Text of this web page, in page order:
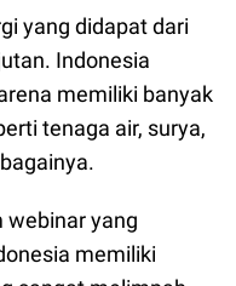
yang didapat dari
Indonesia
memiliki banyak
tenaga air, surya,
webinar yang
memiliki